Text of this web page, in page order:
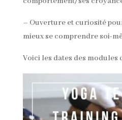
– Ouverture et curiosité
mieux se comprendre soi-
Voici les dates des modules